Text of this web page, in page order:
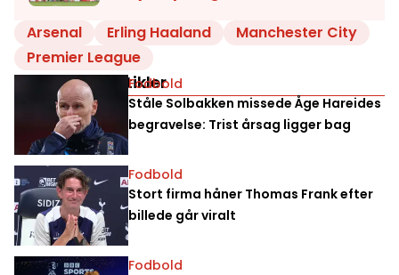
Arsenal
Erling Haaland
Manchester City
Premier League
Relaterede artikler
Fodbold
Ståle Solbakken missede Åge Hareides
begravelse: Trist årsag ligger bag
Fodbold
Stort firma håner Thomas Frank efter
billede går viralt
Fodbold